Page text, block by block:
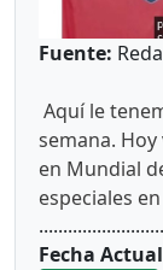
Fuente:
Aquí le
semana.
en Mundial
especiales
el temor de
los boletas
Fecha